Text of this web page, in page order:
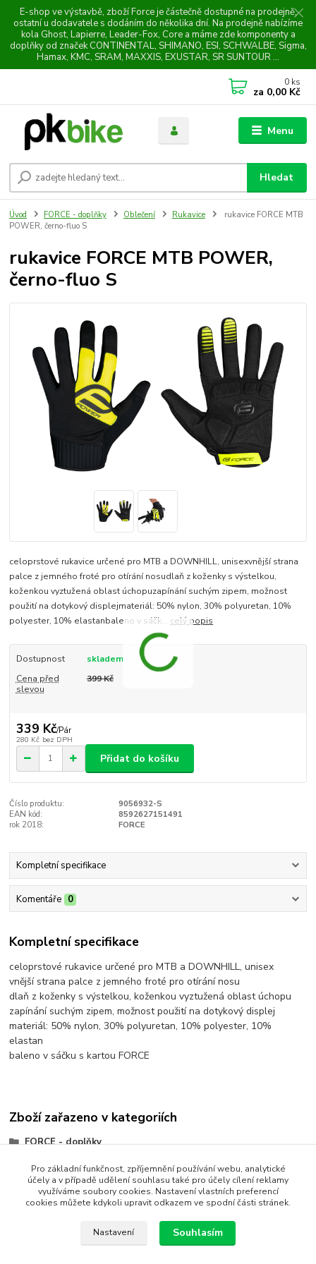
E-shop ve výstavbě, zboží Force je částečně dostupné na prodejně,
ostatní u dodavatele s dodáním do několika dní. Na prodejně nabízíme
kola Ghost, Lapierre, Leader-Fox, Core a máme zde komponenty a
doplňky od značek CONTINENTAL, SHIMANO, ESI, SCHWALBE, Sigma,
Hamax, KMC, SRAM, MAXXIS, EXUSTAR, SR SUNTOUR ...
Menu
Hledat
0 ks
za 0,00 Kč
Úvod FORCE - doplňky Oblečení Rukavice
rukavice FORCE MTB
POWER, černo-fluo S
rukavice FORCE MTB POWER,
černo-fluo S
celoprstové rukavice určené pro MTB a DOWNHILL, unisexvnější strana
palce z jemného froté pro otírání nosudlaň z koženky s výstelkou,
koženkou vyztužená oblast úchopuzapínání suchým zipem, možnost
použití na dotykový displejmateriál: 50% nylon, 30% polyuretan, 10%
polyester, 10% elastanbaleno v sáčk... celý popis
Dostupnost
skladem
Cena před
slevou
399 Kč
339 Kč/Pár
280 Kč bez DPH
Přidat do košíku
Číslo produktu:
9056932-S
EAN kód:
8592627151491
rok 2018:
FORCE
Kompletní specifikace
Komentáře 0
Kompletní specifikace
celoprstové rukavice určené pro MTB a DOWNHILL, unisex
vnější strana palce z jemného froté pro otírání nosu
dlaň z koženky s výstelkou, koženkou vyztužená oblast úchopu
zapínání suchým zipem, možnost použití na dotykový displej
materiál: 50% nylon, 30% polyuretan, 10% polyester, 10%
elastan
baleno v sáčku s kartou FORCE
Zboží zařazeno v kategoriích
FORCE - doplňky
Oblečení
Rukavice
Pro základní funkčnost, zpříjemnění používání webu, analytické
účely a v případě udělení souhlasu také pro účely cílení reklamy
využíváme soubory cookies. Nastavení vlastních preferencí
cookies můžete kdykoli upravit odkazem ve spodní části stránek.
Nastavení Souhlasím